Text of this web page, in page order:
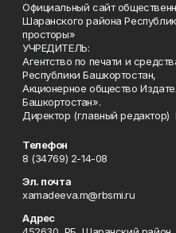
Официальный сайт
Шаранского района
просторы»
УЧРЕДИТЕЛЬ:
Агентство по печати и
Республики Башкортостан,
Акционерное общество
Башкортостан».
Директор (главный
Телефон
8 (34769) 2-14-08
Эл. почта
xamadeeva.m@rbsmi.ru
Адрес